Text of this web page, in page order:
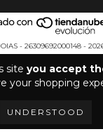
site you accept
your shopping
UNDERSTOOD
- 26309692000148 -